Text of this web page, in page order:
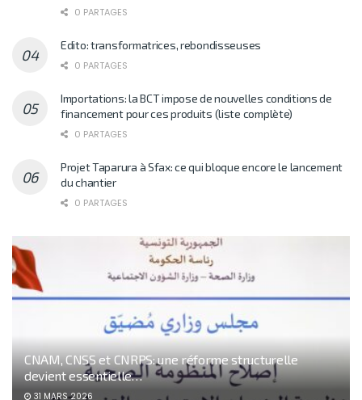
0 PARTAGES
Edito: transformatrices, rebondisseuses
0 PARTAGES
Importations: la BCT impose de nouvelles conditions de
financement pour ces produits (liste complète)
0 PARTAGES
Projet Taparura à Sfax: ce qui bloque encore le lancement
du chantier
0 PARTAGES
CNAM, CNSS et CNRPS: une réforme structurelle
devient essentielle…
31 MARS 2026